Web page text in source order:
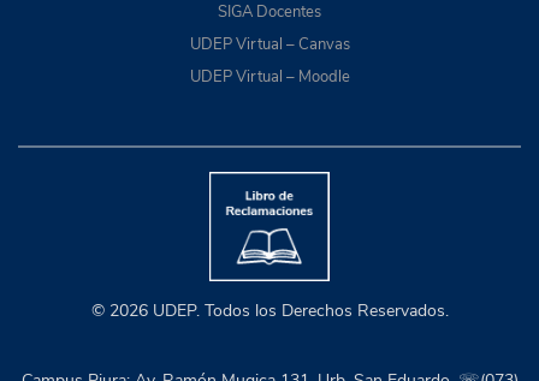
SIGA Docentes
UDEP Virtual – Canvas
UDEP Virtual – Moodle
© 2026 UDEP. Todos los Derechos Reservados.